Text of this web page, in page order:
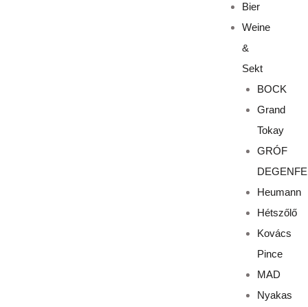
Bier
Weine
&
Sekt
BOCK
Grand
Tokay
GRÓF
Heumann
Hétszőlő
Kovács
Pince
MAD
Nyakas